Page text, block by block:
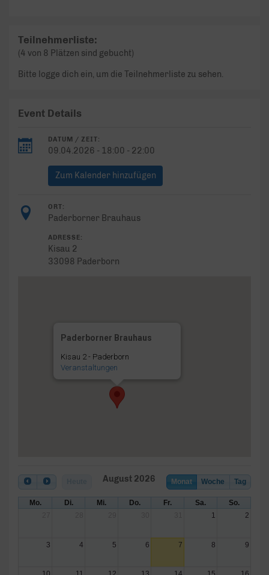
Teilnehmerliste:
(4 von 8 Plätzen sind gebucht)
Bitte logge dich ein, um die Teilnehmerliste zu sehen.
Event Details
DATUM / ZEIT:
09.04.2026 - 18:00 - 22:00
Zum Kalender hinzufügen
ORT:
Paderborner Brauhaus
ADRESSE:
Kisau 2
33098 Paderborn
Paderborner Brauhaus
Kisau 2 - Paderborn
Veranstaltungen
Monat Woche Tag
August 2026
Mo. Di. Mi. Do. Fr. Sa.
So.
1 2
3 4 5 6 7 8 9